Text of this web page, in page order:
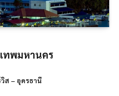
ทพมหานคร
อุดรเซอร์วิส – อุดรธานี